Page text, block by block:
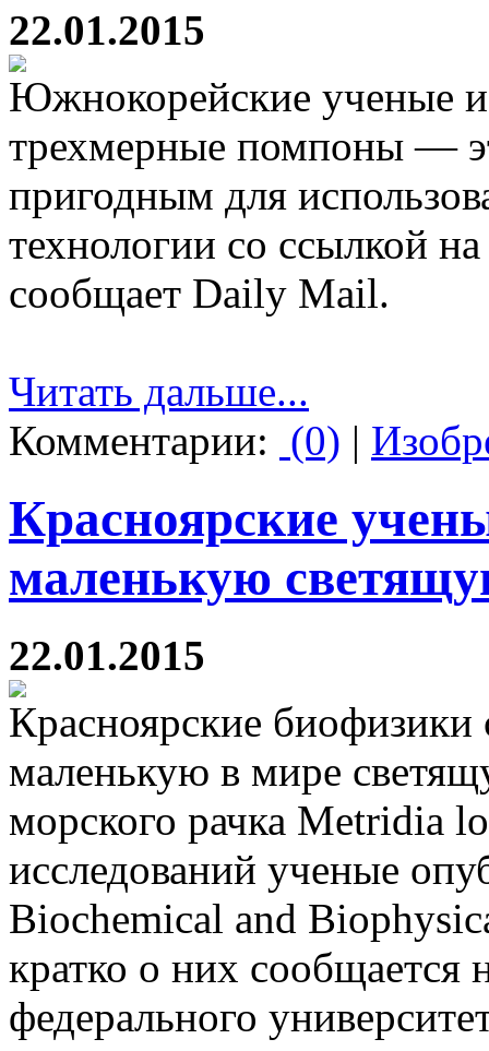
22.01.2015
Южнокорейские ученые
трехмерные помпоны —
пригодным для
технологии со ссылкой
сообщает Daily Mail.
Читать дальше...
Комментарии: (0) |
Красноярские
маленькую
22.01.2015
Красноярские биофизики
маленькую в мире
морского рачка Metridia
исследований ученые
Biochemical and
кратко о них сообщается
федерального